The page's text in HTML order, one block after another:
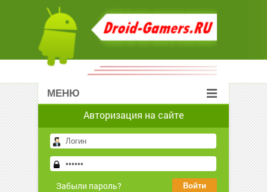
МЕНЮ
Авторизация на сайте
Забыли пароль?